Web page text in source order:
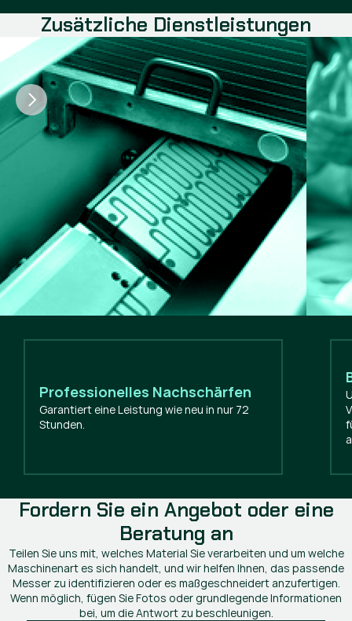
Zusätzliche Dienstleistungen
Professionelles Nachschärfen
Garantiert eine Leistung wie neu in nur 72
Stunden.
Fordern Sie ein Angebot oder eine
Beratung an
Teilen Sie uns mit, welches Material Sie verarbeiten und um welche
Maschinenart es sich handelt, und wir helfen Ihnen, das passende
Messer zu identifizieren oder es maßgeschneidert anzufertigen.
Wenn möglich, fügen Sie Fotos oder grundlegende Informationen
bei, um die Antwort zu beschleunigen.